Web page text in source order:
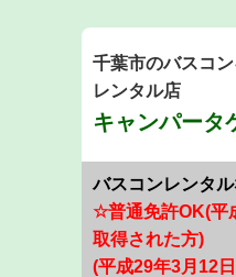
千葉市のバスコ
レンタル店
キャンパータ
バスコンレンタル
☆普通免許OK(平
取得された方)
(平成29年3月12